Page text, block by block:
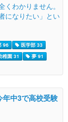
わかりません。
になりたい」とい
96
医学部 33
稚園 31
夢 91
中3で高校受験